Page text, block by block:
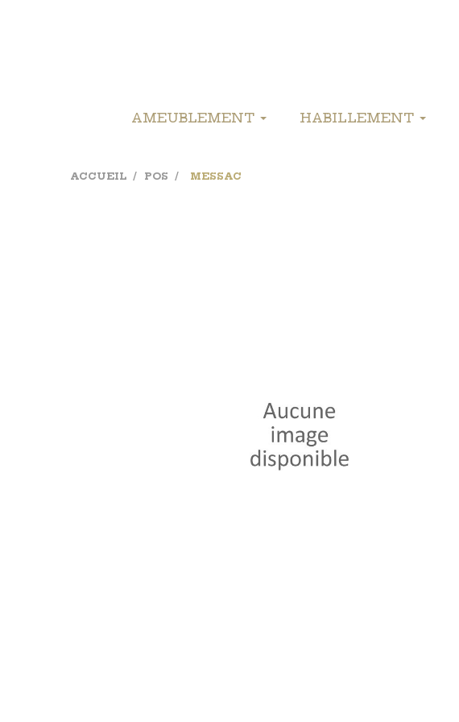
AMEUBLEMENT HABILLEMENT
ACCUEIL POS MESSAC